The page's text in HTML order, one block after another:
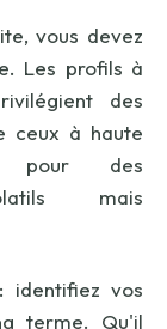
vous devez
Les profils à
des
ceux à haute
pour des
mais
vos
terme. Qu'il